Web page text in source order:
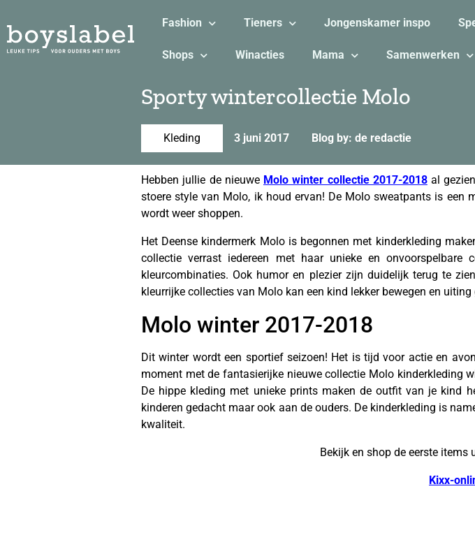
Fashion Tieners Jongenskamer inspo
Shops Winacties Mama Samenwerken
Sporty wintercollectie Molo
Kleding 3 juni 2017 Blog by: de redactie
Hebben jullie de nieuwe Molo winter collectie 2017-2018al
stoere style van Molo, ik houd ervan! De Molo sweatpants is
wordt weer shoppen.
Het Deense kindermerk Molo is begonnen met kinderkleding
collectie verrast iedereen met haar unieke en
kleurcombinaties. Ook humor en plezier zijn duidelijk terug te
kleurrijke collecties van Molo kan een kind lekker bewegen en
Molo winter 2017-2018
Dit winter wordt een sportief seizoen! Het is tijd voor actie en
moment met de fantasierijke nieuwe collectie Molo kinderkleding
De hippe kleding met unieke prints maken de outfit van je kind
kinderen gedacht maar ook aan de ouders. De kinderkleding is
kwaliteit.
Bekijk en shop de eerste
Kixx-